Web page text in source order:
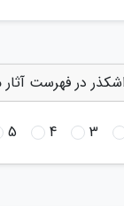
اشکذر در فهرست
3
4
5